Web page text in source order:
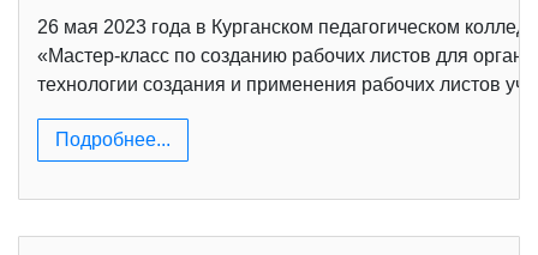
26 мая 2023 года в Курганском педагогическом
«Мастер-класс по созданию рабочих листов для
технологии создания и применения рабочих листов
Подробнее...